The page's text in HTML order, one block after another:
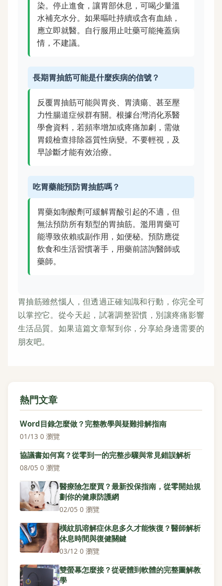
染。停止進食，讓胃部休息，可喝少量溫
水補充水分。如果嘔吐持續或含有血絲，
應立即就醫。自行服用止吐藥可能掩蓋病
情，不建議。
長期胃抽筋可能是什麼疾病的信號？
反覆胃抽筋可能與胃炎、胃潰瘍、甚至壓
力性腸道症候群有關。根據台灣消化系醫
學會資料，若頻率增加或疼痛加劇，需做
胃鏡檢查排除器質性病變。不要輕視，及
早診斷才能有效治療。
吃胃藥能預防胃抽筋嗎？
胃藥如制酸劑可緩解胃酸引起的不適，但
無法預防所有類型的胃抽筋。濫用胃藥可
能導致依賴或副作用，如便秘。預防應從
飲食和生活習慣著手，用藥前諮詢醫師或
藥師。
胃抽筋雖然惱人，但透過正確知識和行動，你完全可
以掌控它。從今天起，試著調整習慣，別讓疼痛影響
生活品質。如果這篇文章幫到你，分享給身邊需要的
朋友吧。
熱門文章
Word目錄怎麼做？完整教學與疑難排解指南
01/13·0 瀏覽
協議書如何寫？從零到一的完整步驟與常見錯誤解析
08/05·0 瀏覽
醫療險怎麼買？最新投保指南，從零開始規
劃你的健康防護網
02/05·0 瀏覽
橫紋肌溶解症休息多久才能恢復？醫師解析
休息時間與復健關鍵
03/12·0 瀏覽
雙螢幕怎麼接？從硬體到軟體的完整圖解教
學